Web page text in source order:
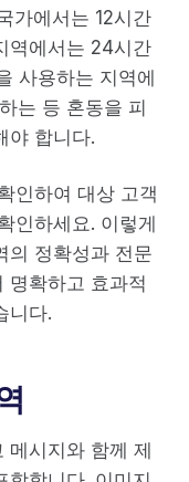
가에서는 12시간
역에서는 24시간
사용하는 지역에
는 등 혼동을 피
야 합니다.
인하여 대상 고객
인하세요. 이렇게
의 정확성과 전문
명확하고 효과적
니다.
메시지와 함께 제